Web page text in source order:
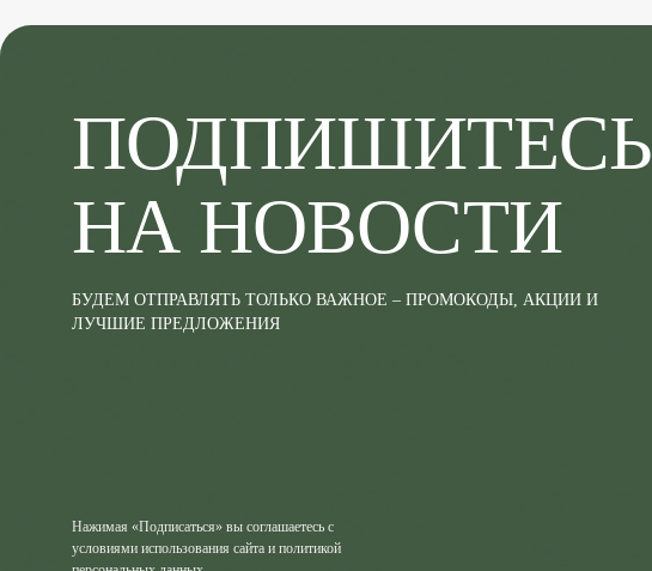
ПОДПИШИТЕСЬ
НА НОВОСТИ
БУДЕМ ОТПРАВЛЯТЬ ТОЛЬКО ВАЖНОЕ – ПРОМОКОДЫ, АКЦИИ И
ЛУЧШИЕ ПРЕДЛОЖЕНИЯ
Нажимая «Подписаться» вы соглашаетесь с
условиями использования сайта и политикой